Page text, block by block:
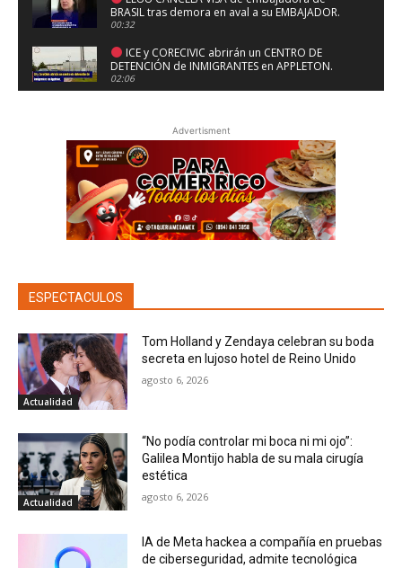
BRASIL tras demora en aval a su EMBAJADOR.
00:32
ICE y CORECIVIC abrirán un CENTRO DE
DETENCIÓN de INMIGRANTES en APPLETON.
02:06
LAVADO DE DINERO.
DETIENEN a acusado de provocar uno de
los MAYORES INCENDIOS en ESTADOS UNIDOS.
00:33
CAPITAL ONE cierra cuentas a la
ORGANIZACIÓN TRUMP por riesgo de
LAVADO DE DINERO.
02:06
EXPLOSIÓN deja SIETE MUERTOS y decenas de
HERIDOS.
00:42
ESTADOS por imponer nuevos ARANCELES.
00:34
RUSIA derriba DRON UCRANIANO;
EXPLOSIÓN deja SIETE MUERTOS y decenas de
HERIDOS.
02:07
TRUMP culpa a MINNESOTA de
CIBERATAQUES que, según expertos,
procedían de IRÁN.
00:38
Advertisment
ESPECTACULOS
Actualidad
Tom Holland y Zendaya celebran su boda
secreta en lujoso hotel de Reino Unido
agosto 6, 2026
Actualidad
“No podía controlar mi boca ni mi ojo”:
Galilea Montijo habla de su mala cirugía
estética
agosto 6, 2026
IA de Meta hackea a compañía en pruebas
de ciberseguridad, admite tecnológica